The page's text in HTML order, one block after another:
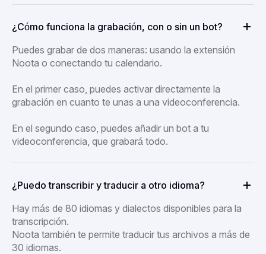
¿Cómo funciona la grabación, con o sin un bot?
Puedes grabar de dos maneras: usando la extensión
Noota o conectando tu calendario.
En el primer caso, puedes activar directamente la
grabación en cuanto te unas a una videoconferencia.
En el segundo caso, puedes añadir un bot a tu
videoconferencia, que grabará todo.
¿Puedo transcribir y traducir a otro idioma?
Hay más de 80 idiomas y dialectos disponibles para la
transcripción.
Noota también te permite traducir tus archivos a más de
30 idiomas.